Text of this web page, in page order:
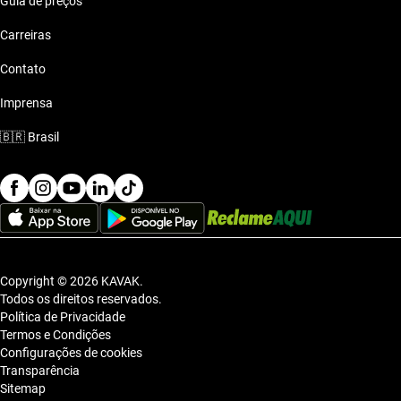
Carreiras
Contato
Imprensa
🇧🇷 Brasil
Copyright © 2026 KAVAK.
Todos os direitos reservados.
Política de Privacidade
Termos e Condições
Configurações de cookies
Transparência
Sitemap